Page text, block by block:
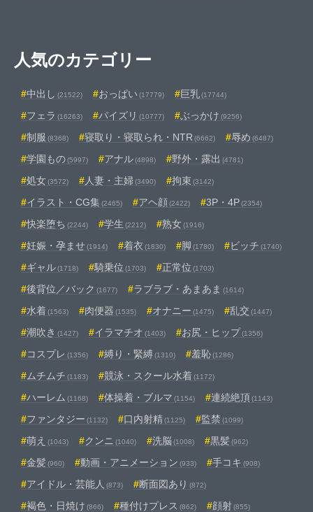
人気のカテゴリー
中出し (21522) おっぱい (17779) 巨乳(17744)
フェラ (16263) パイズリ (10777) ぶっかけ (9256)
制服 (8368) 寝取り・寝取られ・NTR (6662) 辱め (6487)
学園もの(5997) アナル(4898) 野外・露出 (4781)
処女(3572) 人妻・主婦(3490) 拘束 (3142)
イラスト・CG集(2465) アヘ顔(2422) 3P・4P(2354)
快楽堕ち (2244) 学生 (2212) 熟女(1916)
妊娠・孕ませ(1914) 着衣 (1830) 脚 (1780) ビッチ (1740)
ギャル(1718) 騎乗位 (1703) 正常位 (1703)
後背位／バック (1677) ラブラブ・あまあま (1614)
水着 (1563) 肉便器 (1535) オナニー (1475) 乱交 (1447)
潮吹き (1427) イラマチオ (1403) お尻・ヒップ(1356)
コスプレ (1356) 縛り・緊縛(1310) 羞恥(1286)
ムチムチ (1183) 競泳・スクール水着 (1172)
ハーレム (1168) 体操着・ブルマ (1154) 連続絶頂 (1143)
ファンタジー (1132) 口内射精(1125) 監禁 (1099)
萌え (1043) クンニ (1040) 洗脳 (1008) 黒髪 (962)
金髪 (960) 動画・アニメーション (933) 手コキ (908)
アイドル・芸能人 (873) 断面図あり (872)
褐色・日焼け (866) 種付けプレス (862) 顔射(855)